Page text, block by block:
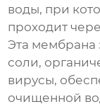
воды, при
проходит
Эта мембрана
соли,
вирусы,
очищенной